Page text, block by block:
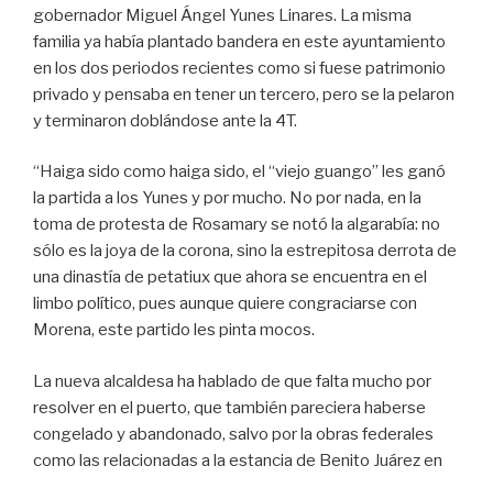
gobernador Miguel Ángel Yunes Linares. La misma
familia ya había plantado bandera en este ayuntamiento
en los dos periodos recientes como si fuese patrimonio
privado y pensaba en tener un tercero, pero se la pelaron
y terminaron doblándose ante la 4T.
“Haiga sido como haiga sido, el “viejo guango” les ganó
la partida a los Yunes y por mucho. No por nada, en la
toma de protesta de Rosamary se notó la algarabía: no
sólo es la joya de la corona, sino la estrepitosa derrota de
una dinastía de petatiux que ahora se encuentra en el
limbo político, pues aunque quiere congraciarse con
Morena, este partido les pinta mocos.
La nueva alcaldesa ha hablado de que falta mucho por
resolver en el puerto, que también pareciera haberse
congelado y abandonado, salvo por la obras federales
como las relacionadas a la estancia de Benito Juárez en